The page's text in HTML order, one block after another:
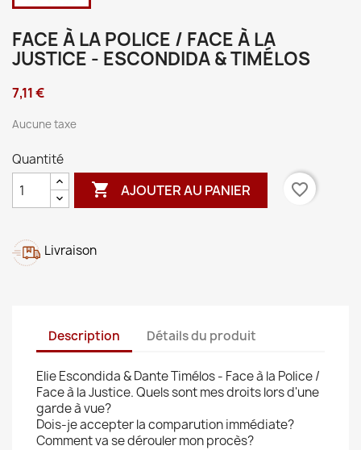
FACE À LA POLICE / FACE À LA
JUSTICE - ESCONDIDA & TIMÉLOS
7,11 €
Aucune taxe
Quantité
 AJOUTER AU PANIER favorite_border
Livraison
Description Détails du produit
Elie Escondida & Dante Timélos - Face à la Police /
Face à la Justice. Quels sont mes droits lors d'une
garde à vue?
Dois-je accepter la comparution immédiate?
Comment va se dérouler mon procès?